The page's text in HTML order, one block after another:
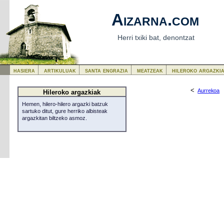
Aizarna.com
Herri txiki bat, denontzat
<Aurrekoa
Hileroko argazkiak
Hemen, hilero-hilero argazki batzuk
sartuko ditut, gure herriko albisteak
argazkitan biltzeko asmoz.
hasiera artikuluak santa engrazia meatzeak hileroko